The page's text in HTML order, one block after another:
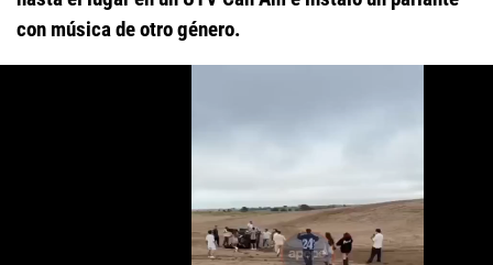
con música de otro género.